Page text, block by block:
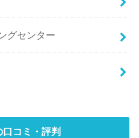
グセンター
コミ・評判